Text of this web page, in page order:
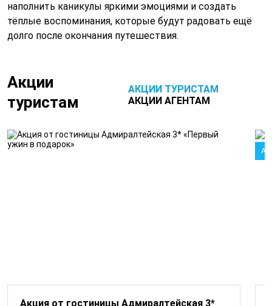
наполнить каникулы яркими эмоциями и создать
тёплые воспоминания, которые будут радовать ещё
долго после окончания путешествия.
Акции
туристам
АКЦИИ ТУРИСТАМ
АКЦИИ АГЕНТАМ
Акция от гостиницы Адмиралтейская 3*